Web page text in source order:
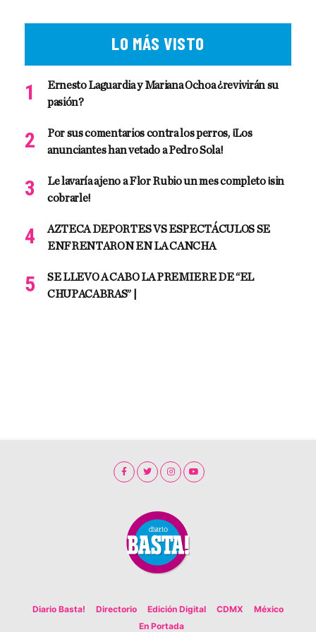
LO MÁS VISTO
Ernesto Laguardia y Mariana Ochoa ¿revivirán su
pasión?
Por sus comentarios contra los perros, ¡Los
anunciantes han vetado a Pedro Sola!
Le lavaría ajeno a Flor Rubio un mes completo ¡sin
cobrarle!
AZTECA DEPORTES VS ESPECTÁCULOS SE
ENFRENTARON EN LA CANCHA
SE LLEVO A CABO LA PREMIERE DE “EL
CHUPACABRAS” |
Diario Basta! Directorio Edición Digital CDMX
México
En Portada